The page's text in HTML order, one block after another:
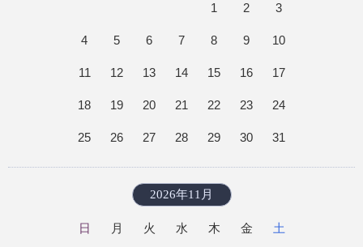
1
2 3
4 5 6 7 8 9 10
11 12 13 14 15 16 17
18 19 20 21 22 23 24
25 26 27 28 29 30 31
2026年11月
日 月 火 水 木 金
土